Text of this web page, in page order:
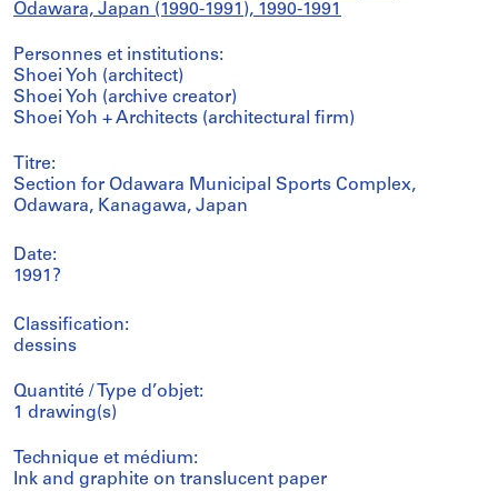
Odawara, Japan (1990-1991), 1990-1991
Personnes et institutions:
Shoei Yoh (architect)
Shoei Yoh (archive creator)
Shoei Yoh + Architects (architectural firm)
Titre:
Section for Odawara Municipal Sports Complex,
Odawara, Kanagawa, Japan
Date:
1991?
Classification:
dessins
Quantité / Type d’objet:
1 drawing(s)
Technique et médium:
Ink and graphite on translucent paper